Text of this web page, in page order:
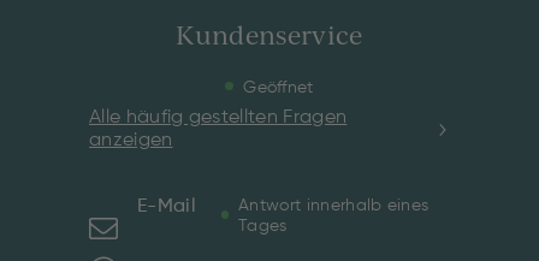
Kundenservice
Geöffnet
Alle häufig gestellten Fragen
anzeigen
E-Mail
Antwort innerhalb eines
Tages